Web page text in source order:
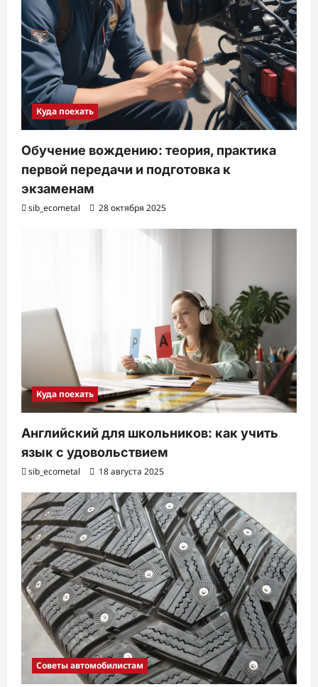
Куда поехать
Обучение вождению: теория, практика
первой передачи и подготовка к
экзаменам
sib_ecometal 28 октября 2025
Куда поехать
Английский для школьников: как учить
язык с удовольствием
sib_ecometal 18 августа 2025
Советы автомобилистам